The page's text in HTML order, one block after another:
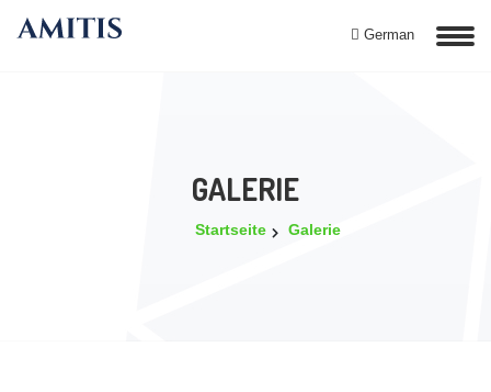
German
GALERIE
Startseite Galerie